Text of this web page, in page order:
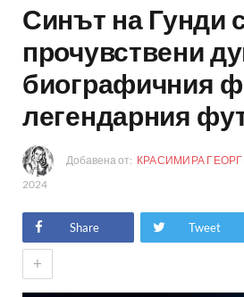
Синът на Гунди
прочувствени
биографичния
легендарния
Добавена от: КРАСИМИРА
2024
Share Tweet
+